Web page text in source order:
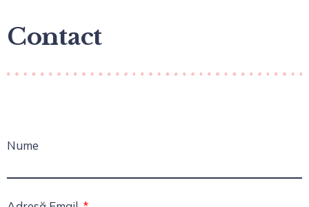
Contact
Nume